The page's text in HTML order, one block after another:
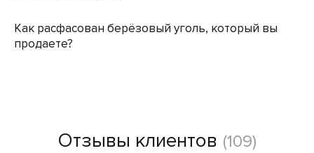
Как расфасован берёзовый уголь, который вы
продаете?
Отзывы клиентов (109)